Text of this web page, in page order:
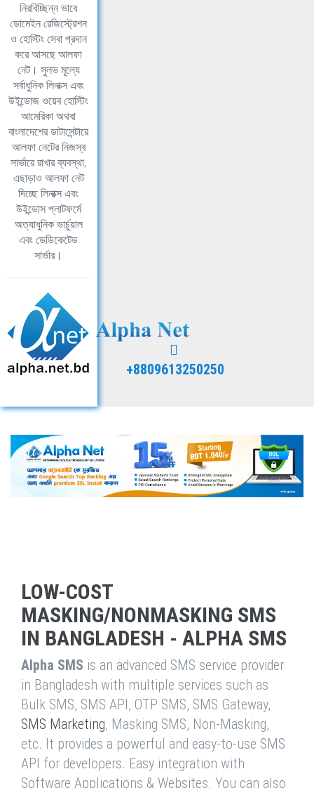
নিরবিচ্ছিন্ন ভাবে
ডোমেইন রেজিস্ট্রেশন
ও হোস্টিং সেবা প্রদান
করে আসছে আলফা
নেট। সুলভ মূল্যে
সর্বাধুনিক লিনাক্স এবং
উইন্ডোজ ওয়েব হোস্টিং
আমেরিকা অথবা
বাংলাদেশের ডাটাসেন্টারে
আলফা নেটের নিজস্ব
সার্ভারে রাখার ব্যবস্থা,
এছাড়াও আলফা নেট
দিচ্ছে লিনাক্স এবং
উইন্ডোস প্লাটফর্মে
অত্যাধুনিক ভার্চুয়াল
এবং ডেডিকেটেড
সার্ভার।
+8809613250250
LOW-COST
MASKING/NONMASKING SMS
IN BANGLADESH - ALPHA SMS
Alpha SMS is an advanced SMS service provider
in Bangladesh with multiple services such as
Bulk SMS, SMS API, OTP SMS, SMS Gateway,
SMS Marketing, Masking SMS, Non-Masking,
etc. It provides a powerful and easy-to-use SMS
API for developers. Easy integration with
Software Applications & Websites. You can also